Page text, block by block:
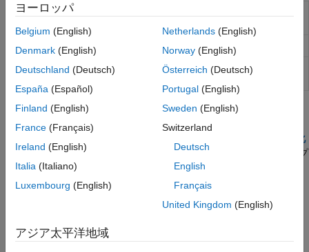
Multirotor
Rotor
ローターダイナミクス
(R2023a 以降)
Turbofan
コントローラによるターボファンエンジ
トピック
Parrot Minidrones をベースにしたクアッドコプターのモデル化
Parrot®ミニドローンをベースにして、Simulink
でクアッドコプ
ターをモデル化します。
クアッドコプターの制御とセンサー
ステップ 3:クアッドコプターの機体
ヨーロッパ
Belgium (English)
Denmark (English)
Deutschland (Deutsch)
España (Español)
Finland (English)
France (Français)
Ireland (English)
Italia (Italiano)
Luxembourg (English)
Netherlands(English)
Norway(English)
Österreich (Deutsch)
Portugal(English)
Sweden (English)
Switzerland
Deutsch
English
Français
United Kingdom (English)
アジア太平洋地域